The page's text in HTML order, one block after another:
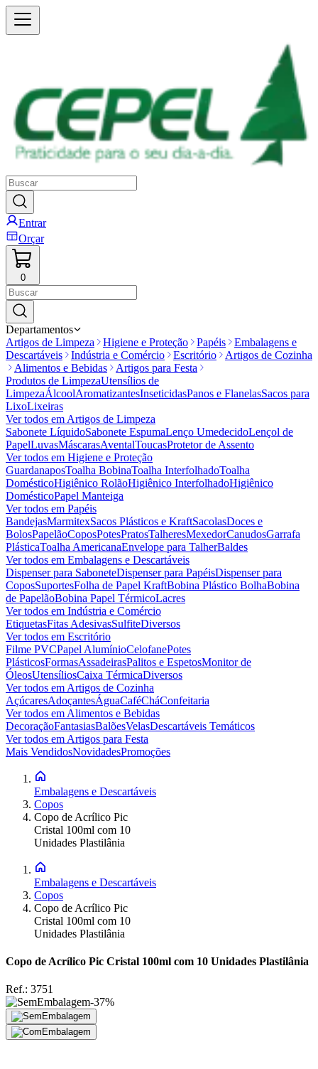
Entrar
Orçar
0
Departamentos
Artigos de Limpeza
Higiene e Proteção Papéis
Embalagens e
Descartáveis
Indústria e Comércio Escritório
Artigos de Cozinha
Alimentos e Bebidas
Artigos para Festa
Produtos de LimpezaUtensílios de
LimpezaÁlcoolAromatizantesInseticidasPanos e FlanelasSacos para
LixoLixeiras
Ver todos em Artigos de Limpeza
Sabonete LíquidoSabonete EspumaLenço UmedecidoLençol de
PapelLuvasMáscarasAventalToucasProtetor de Assento
Ver todos em Higiene e Proteção
GuardanaposToalha BobinaToalha InterfolhadoToalha
DomésticoHigiênico RolãoHigiênico InterfolhadoHigiênico
DomésticoPapel Manteiga
Ver todos em Papéis
BandejasMarmitexSacos Plásticos e KraftSacolasDoces e
BolosPapelãoCoposPotesPratosTalheresMexedorCanudosGarrafa
PlásticaToalha AmericanaEnvelope para TalherBaldes
Ver todos em Embalagens e Descartáveis
Dispenser para SaboneteDispenser para PapéisDispenser para
CoposSuportesFolha de Papel KraftBobina Plástico BolhaBobina
de PapelãoBobina Papel TérmicoLacres
Ver todos em Indústria e Comércio
EtiquetasFitas AdesivasSulfiteDiversos
Ver todos em Escritório
Filme PVCPapel AlumínioCelofanePotes
PlásticosFormasAssadeirasPalitos e EspetosMonitor de
ÓleosUtensíliosCaixa TérmicaDiversos
Ver todos em Artigos de Cozinha
AçúcaresAdoçantesÁguaCaféCháConfeitaria
Ver todos em Alimentos e Bebidas
DecoraçãoFantasiasBalõesVelasDescartáveis Temáticos
Ver todos em Artigos para Festa
Mais VendidosNovidadesPromoções
Embalagens e Descartáveis
Copos
Copo de Acrílico Pic
Cristal 100ml com 10
Unidades Plastilânia
Embalagens e Descartáveis
Copos
Copo de Acrílico Pic
Cristal 100ml com 10
Unidades Plastilânia
Copo de Acrílico Pic Cristal 100ml com 10 Unidades Plastilânia
Ref.: 3751
-37%